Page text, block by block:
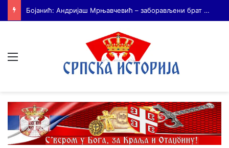
На Дражин дан у Лондону обележено 80. година од мучког убиства генерала Драгољуба Драже Михаиловића